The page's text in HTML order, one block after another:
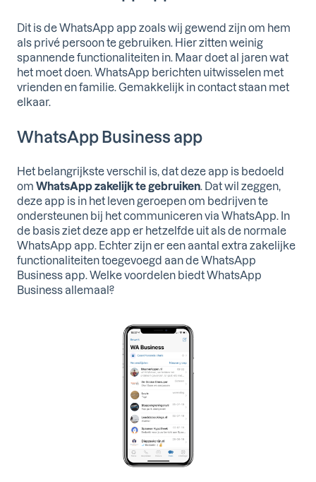
Dit is de WhatsApp app zoals wij gewend zijn om hem
als privé persoon te gebruiken. Hier zitten weinig
spannende functionaliteiten in. Maar doet al jaren wat
het moet doen. WhatsApp berichten uitwisselen met
vrienden en familie. Gemakkelijk in contact staan met
elkaar.
WhatsApp Business app
Het belangrijkste verschil is, dat deze app is bedoeld
om WhatsApp zakelijk te gebruiken. Dat wil zeggen,
deze app is in het leven geroepen om bedrijven te
ondersteunen bij het communiceren via WhatsApp. In
de basis ziet deze app er hetzelfde uit als de normale
WhatsApp app. Echter zijn er een aantal extra zakelijke
functionaliteiten toegevoegd aan de WhatsApp
Business app. Welke voordelen biedt WhatsApp
Business allemaal?